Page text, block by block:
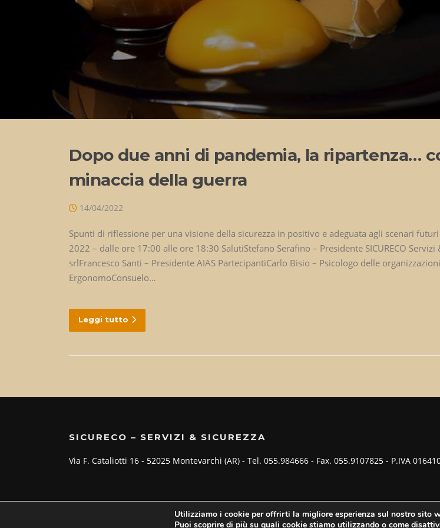
Dopo due anni di pandemia, la ripartenza…
minaccia della guerra
14/04/2022
Spunti di riflessione per una visione della sicurezza in positivo e adeguata agli scenari
2022 – dalle ore 17:00 alle ore 18:30 SalutiStefano Serafino – Presidente SICURECO Servizi
srlFrancesco Santi – Presidente AIAS PartecipantiCarlo Bisio – Psicologo delle
ErgonomoConsuelo…
Leggi tutto
SICURECO – SERVIZI & SICUREZZA
Via F. Cataliotti 16 - 52025 Montevarchi (AR) - Tel. 055.984666 - Fax. 055.9107825 - P.IVA
Copyright © 2026 SICURECO - Servizi Sicurezza. Tutti i diritti riservati.
Utilizziamo i cookie per offrirti la migliore esperienza sul nostro sito
Puoi scoprire di più su quali cookie stiamo utilizzando o come